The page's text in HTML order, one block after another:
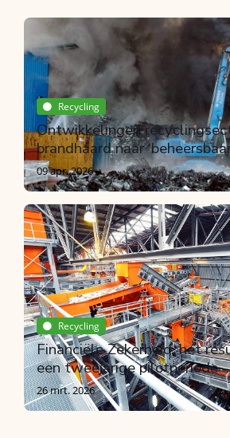
Recycling
Ontwikkelingen
brandhaard naar
09 apr. 2026
Recycling
Financiële Zekerheid, het
een tweejarige pilotperiode
26 mrt. 2026